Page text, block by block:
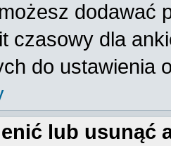
dodawać
czasowy dla
do ustawienia
lub usunąć